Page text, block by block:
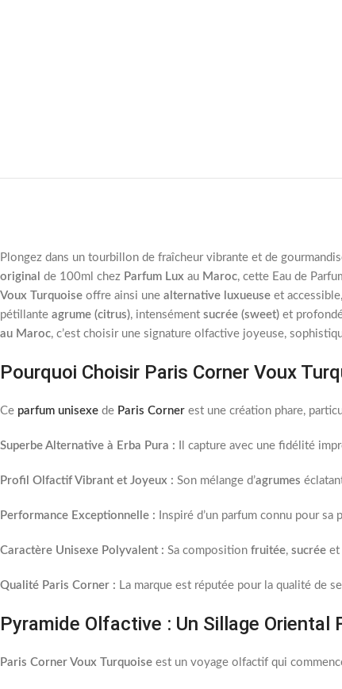
Plongez dans un tourbillon de fraîcheur vibrante et de
original de 100ml chez Parfum Lux au Maroc, cette Eau de
Voux Turquoise offre ainsi une alternative luxueuse et
pétillante agrume (citrus), intensément sucrée (sweet) et
au Maroc, c’est choisir une signature olfactive joyeuse,
Pourquoi Choisir Paris Corner Voux
Ce parfum unisexe de Paris Corner est une création phare,
Superbe Alternative à Erba Pura : Il capture avec une fidélité
Profil Olfactif Vibrant et Joyeux : Son mélange d’agrumes
Performance Exceptionnelle : Inspiré d’un parfum connu pour sa
Caractère Unisexe Polyvalent : Sa composition fruitée, sucrée et
Qualité Paris Corner : La marque est réputée pour la qualité de
Pyramide Olfactive : Un Sillage
Paris Corner Voux Turquoise est un voyage olfactif qui